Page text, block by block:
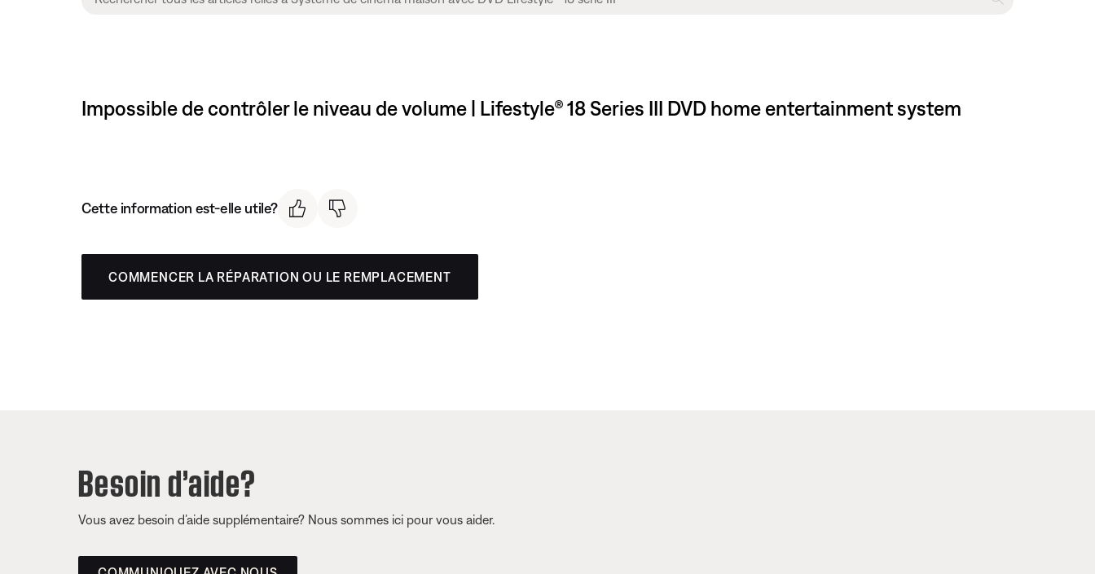
Impossible de contrôler le niveau de volume | Lifestyle® 18 Series III DVD home entertainment system
Cette information est-elle utile?
COMMENCER LA RÉPARATION OU LE REMPLACEMENT
Besoin d’aide?
Vous avez besoin d’aide supplémentaire? Nous sommes ici pour vous aider.